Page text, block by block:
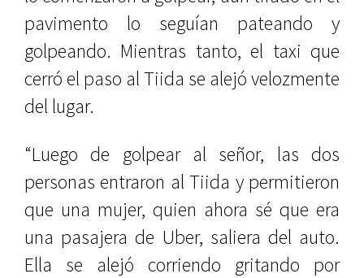
pavimento lo seguían pateando y
golpeando. Mientras tanto, el taxi que
cerró el paso al Tiida se alejó velozmente
del lugar.
“Luego de golpear al señor, las dos
personas entraron al Tiida y permitieron
que una mujer, quien ahora sé que era
una pasajera de Uber, saliera del auto.
Ella se alejó corriendo gritando por